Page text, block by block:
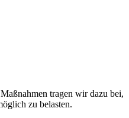
tragen wir dazu bei,
zu belasten.